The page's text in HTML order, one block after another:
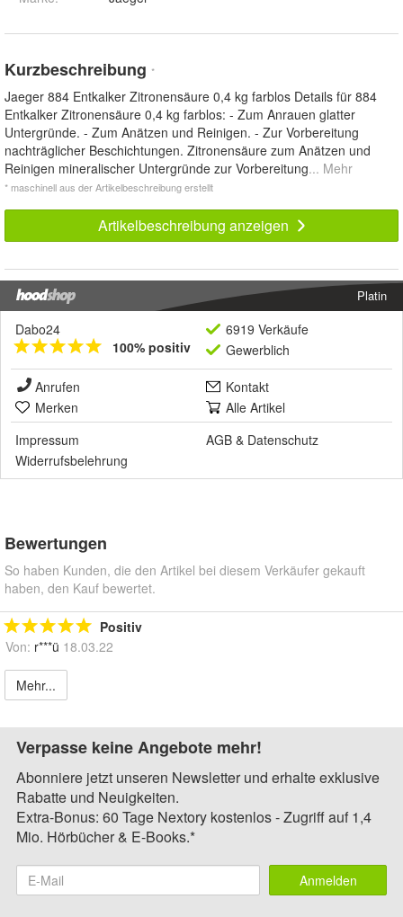
Kurzbeschreibung *
Jaeger 884 Entkalker Zitronensäure 0,4 kg farblos Details für 884
Entkalker Zitronensäure 0,4 kg farblos: - Zum Anrauen glatter
Untergründe. - Zum Anätzen und Reinigen. - Zur Vorbereitung
nachträglicher Beschichtungen. Zitronensäure zum Anätzen und
Reinigen mineralischer Untergründe zur Vorbereitung... Mehr
* maschinell aus der Artikelbeschreibung erstellt
Artikelbeschreibung anzeigen
Platin
Dabo24
100% positiv
6919 Verkäufe
Gewerblich
Anrufen
Kontakt
Merken
Alle Artikel
Impressum
AGB & Datenschutz
Widerrufsbelehrung
Bewertungen
So haben Kunden, die den Artikel bei diesem Verkäufer gekauft
haben, den Kauf bewertet.
Positiv
Von: r***ü 18.03.22
Mehr...
Verpasse keine Angebote mehr!
Abonniere jetzt unseren Newsletter und erhalte exklusive
Rabatte und Neuigkeiten.
Extra-Bonus: 60 Tage Nextory kostenlos - Zugriff auf 1,4
Mio. Hörbücher & E-Books.*
Anmelden